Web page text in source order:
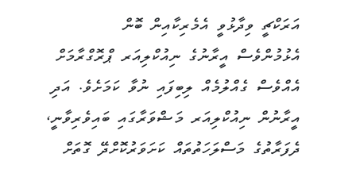
އަރަކްޗީ ވިދާޅުވީ އެމެރިކާއިން ބޮން
އެޅުމުންވެސް އީރާނުގެ ނިއުކްލިއަރ ޕްރޮގްރާމަށް
އެއްވެސް ގެއްލުމެއް ލިބިފައި ނުވާ ކަމަށެވެ. އަދި
އީރާނުން ނިއުކްލިއަރ މަޝްވަރާގައި ބައިވެރިވާނީ،
ދެފަރާތުގެ މަސްލަހަތުތައް ކަށަވަރުކޮށްދޭ ގޮތަށް